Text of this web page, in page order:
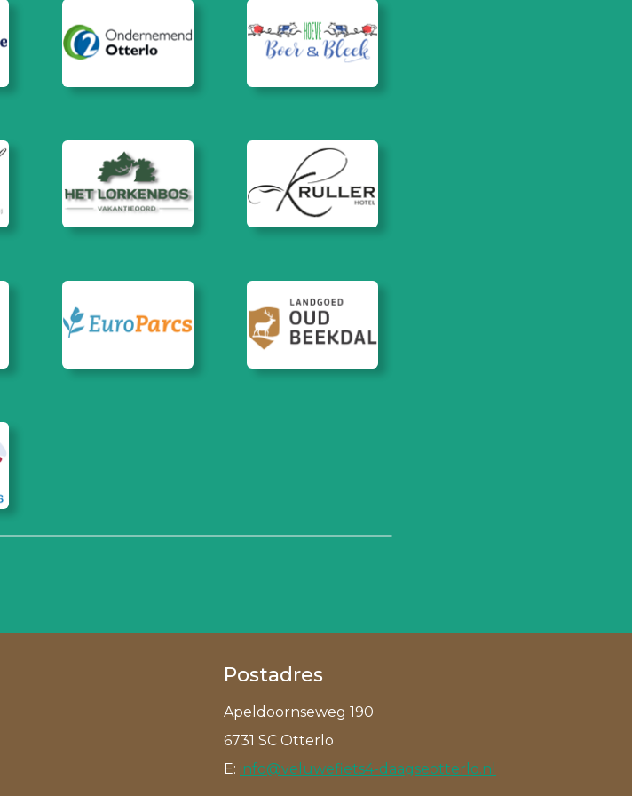
Postadres
Apeldoornseweg 190
6731 SC Otterlo
E: info@veluwefiets4-daagseotterlo.nl